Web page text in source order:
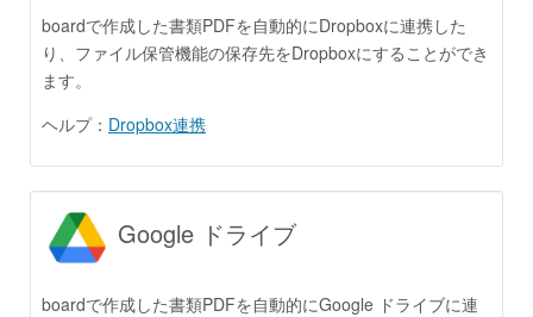
boardで作成した書類PDFを自動的にDropboxに連携した
り、ファイル保管機能の保存先をDropboxにすることができ
ます。
ヘルプ： Dropbox連携
Google ドライブ
boardで作成した書類PDFを自動的にGoogle ドライブに連